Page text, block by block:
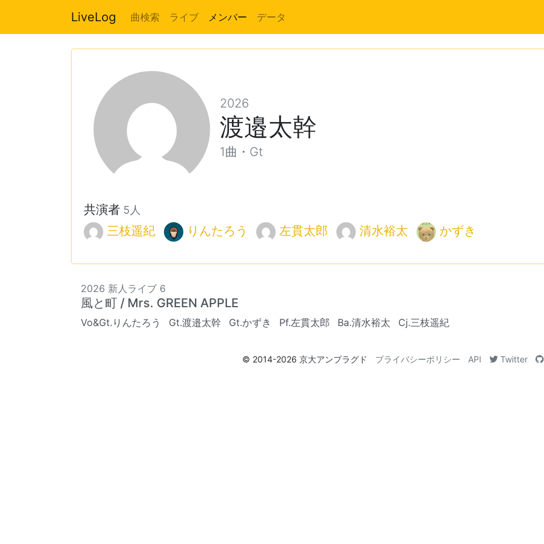
LiveLog 曲検索 ライブ メンバー データ
2026
渡邉太幹
1曲・Gt
共演者 5人
三枝遥紀 りんたろう 左貫太郎 清水裕太 かずき
2026 新人ライブ 6
風と町 / Mrs. GREEN APPLE
Vo&Gt.りんたろう Gt.渡邉太幹 Gt.かずき Pf.左貫太郎 Ba.清水裕太 Cj.三枝遥紀
© 2014-2026 京大アンプラグド プライバシーポリシー API Twitter